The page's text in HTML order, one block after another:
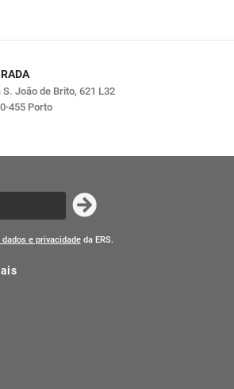
S. João de Brito, 621 L32
455 Porto
e privacidadeda ERS.